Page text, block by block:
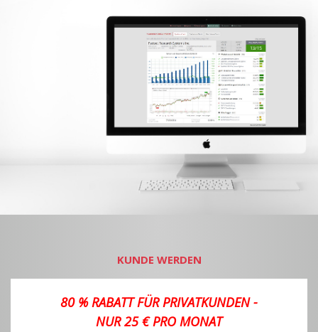
KUNDE WERDEN
80 % RABATT FÜR PRIVATKUNDEN -
NUR 25 € PRO MONAT